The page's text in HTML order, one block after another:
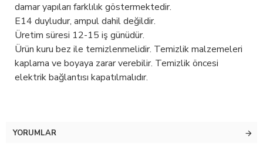
damar yapıları farklılık göstermektedir.
E14 duyludur, ampul dahil değildir.
Üretim süresi 12-15 iş günüdür.
Ürün kuru bez ile temizlenmelidir. Temizlik malzemeleri
kaplama ve boyaya zarar verebilir. Temizlik öncesi
elektrik bağlantısı kapatılmalıdır.
YORUMLAR